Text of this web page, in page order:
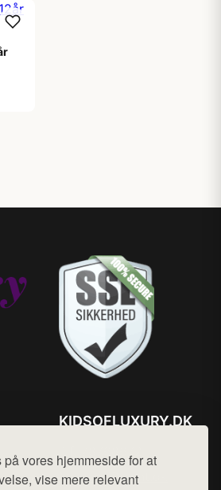
vores hjemmeside for at
vise mere relevant
KIDSOFLUXURY.DK
Mail: hej@want.dk